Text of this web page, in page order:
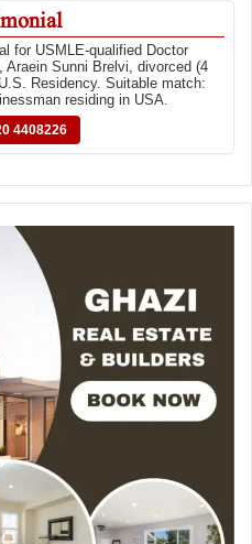
for USMLE-qualified Doctor
Araein Sunni Brelvi, divorced (4
Residency. Suitable match:
residing in USA.
4408226